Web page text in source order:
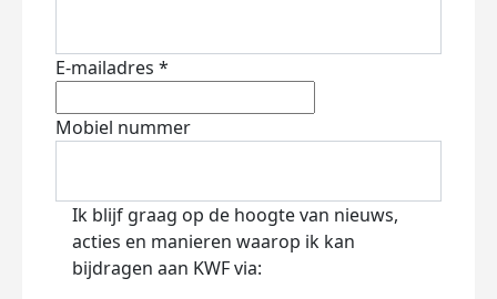
E-mailadres *
Mobiel nummer
Ik blijf graag op de hoogte van nieuws,
acties en manieren waarop ik kan
bijdragen aan KWF via: